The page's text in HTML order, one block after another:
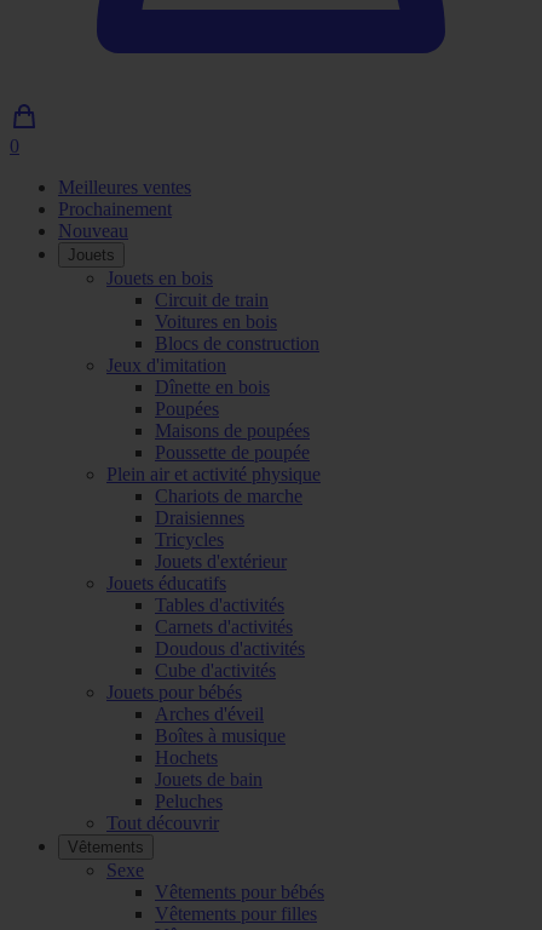
0
dans
panier
Meilleures ventes
Prochainement
Nouveau
Jouets
Jouets en bois
Circuit de train
Voitures en bois
Blocs de construction
Jeux d'imitation
Dînette en bois
Poupées
Maisons de poupées
Poussette de poupée
Plein air et activité physique
Chariots de marche
Draisiennes
Tricycles
Jouets d'extérieur
Jouets éducatifs
Tables d'activités
Carnets d'activités
Doudous d'activités
Cube d'activités
Jouets pour bébés
Arches d'éveil
Boîtes à musique
Hochets
Jouets de bain
Peluches
Tout découvrir
Vêtements
Sexe
Vêtements pour bébés
Vêtements pour filles